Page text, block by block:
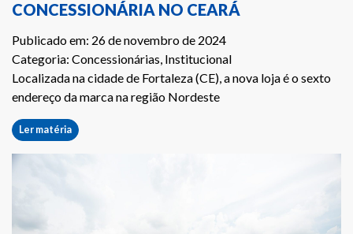
CONCESSIONÁRIA NO CEARÁ
Publicado em: 26 de novembro de 2024
Categoria: Concessionárias, Institucional
Localizada na cidade de Fortaleza (CE), a nova loja é o sexto
endereço da marca na região Nordeste
Ler matéria